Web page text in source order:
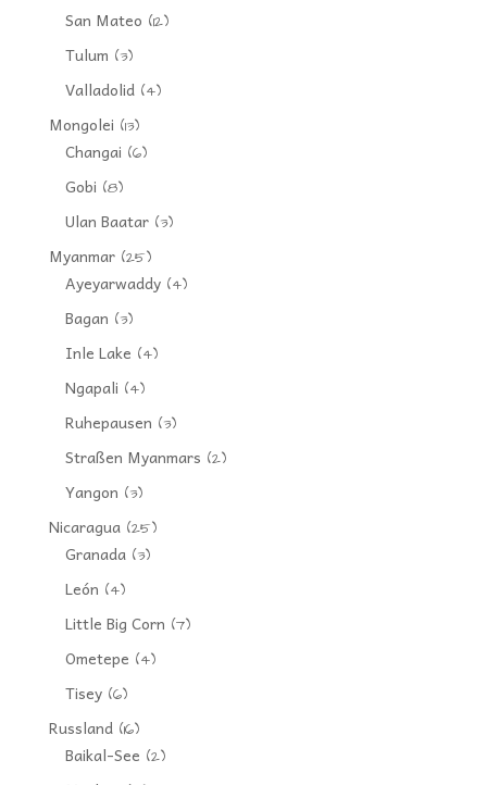
San Mateo (12)
Tulum (3)
Valladolid(4)
Mongolei (13)
Changai (6)
Gobi (8)
Ulan Baatar(3)
Myanmar(25)
Ayeyarwaddy(4)
Bagan (3)
Inle Lake (4)
Ngapali (4)
Ruhepausen (3)
Straßen Myanmars (2)
Yangon (3)
Nicaragua(25)
Granada(3)
León (4)
Little Big Corn (7)
Ometepe (4)
Tisey(6)
Russland(16)
Baikal-See (2)